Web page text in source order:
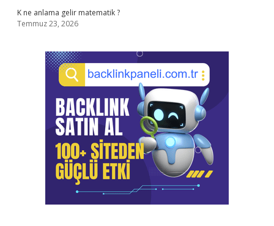
K ne anlama gelir matematik ?
Temmuz 23, 2026